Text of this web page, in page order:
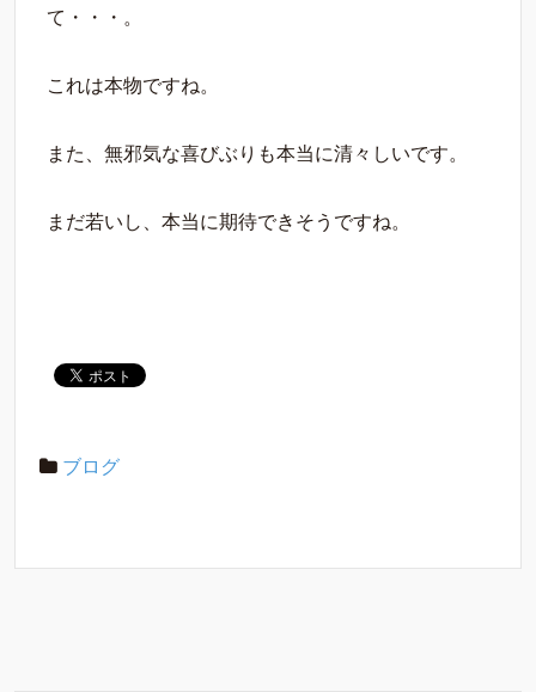
て・・・。
これは本物ですね。
また、無邪気な喜びぶりも本当に清々しいです。
まだ若いし、本当に期待できそうですね。
ブログ